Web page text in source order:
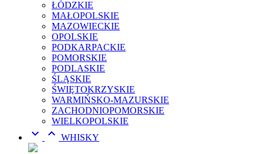
ŁÓDZKIE
MAŁOPOLSKIE
MAZOWIECKIE
OPOLSKIE
PODKARPACKIE
POMORSKIE
PODLASKIE
ŚLĄSKIE
ŚWIĘTOKRZYSKIE
WARMIŃSKO-MAZURSKIE
ZACHODNIOPOMORSKIE
WIELKOPOLSKIE
  WHISKY